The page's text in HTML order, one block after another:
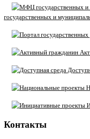
государственных и
Контакты